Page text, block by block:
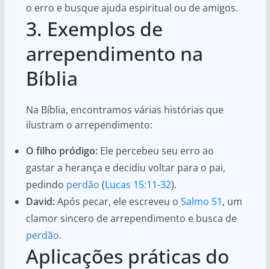
o erro e busque ajuda espiritual ou de amigos.
3. Exemplos de
arrependimento na
Bíblia
Na Bíblia, encontramos várias histórias que
ilustram o arrependimento:
O filho pródigo:Ele percebeu seu erro ao
gastar a herança e decidiu voltar para o pai,
pedindo perdão (Lucas 15:11-32).
David:Após pecar, ele escreveu o Salmo 51, um
clamor sincero de arrependimento e busca de
perdão.
Aplicações práticas do